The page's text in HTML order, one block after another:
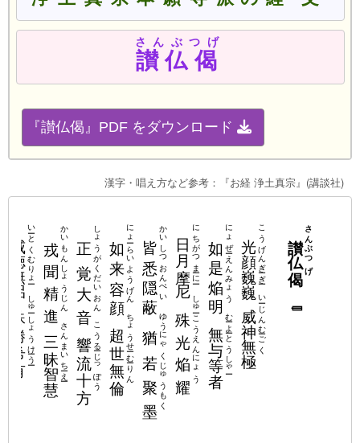
讃仏偈
さんぶつげ
『讃仏偈』PDF をダウンロード
漢字・唱え方など参考：『お経 浄土真宗』(講談社)
讃仏偈さんぶつげ
光顔巍巍こうげんぎーぎー
威神無極いーじんむーごく
如是焔明にょぜーえんみょう
無与等者むーよーとうしゃー
日月摩尼にちがつまーにー
殊光焔耀しゅーこうえんにょう
皆悉隠蔽かいしつおんぺい
猶若聚墨ゆうにゃくじゅうもく
如来容顔にょーらいようげん
超世無倫ちょうせーむーりん
正覚大音しょうがくだいおん
響流十方こうるーじっぽう
戎聞精進かいもんしょうじん
三昧智慧さんまいちーえー
威徳無侶いーとくむりょー
殊勝希有しゅーしょうけーうー